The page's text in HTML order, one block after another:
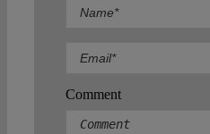
Comment